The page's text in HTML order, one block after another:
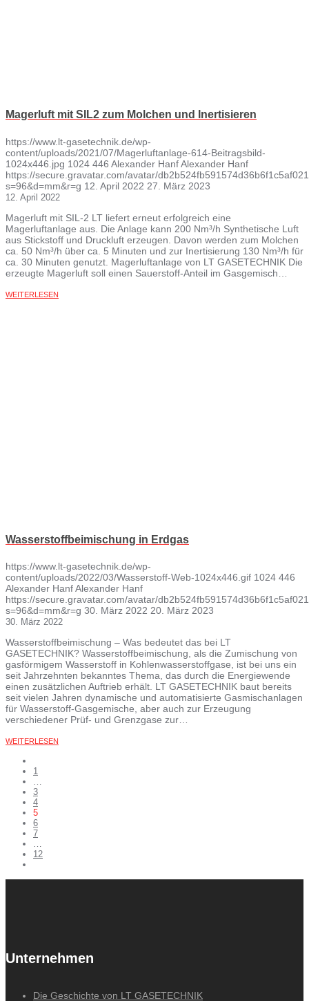
Magerluft mit SIL2 zum Molchen und Inertisieren
https://www.lt-gasetechnik.de/wp-
content/uploads/2021/07/Magerluftanlage-614-Beitragsbild-
1024x446.jpg 1024 446 Alexander HanfAlexander Hanf
https://secure.gravatar.com/avatar/
s=96&d=mm&r=g 12. April 2022 27. März 2023
12. April 2022
Magerluft mit SIL-2 LT liefert erneut erfolgreich eine
Magerluftanlage aus. Die Anlage kann 200 Nm³/h Synthetische Luft
aus Stickstoff und Druckluft erzeugen. Davon werden zum Molchen
ca. 50 Nm³/h über ca. 5 Minuten und zur Inertisierung 130 Nm³/h für
ca. 30 Minuten genutzt. Magerluftanlage von LT GASETECHNIK Die
erzeugte Magerluft soll einen Sauerstoff-Anteil im Gasgemisch…
WEITERLESEN
Wasserstoffbeimischung in Erdgas
https://www.lt-gasetechnik.de/wp-
content/uploads/2022/03/Wasserstoff-Web-1024x446.gif 1024 446
Alexander HanfAlexander Hanf
https://secure.gravatar.com/avatar/
s=96&d=mm&r=g 30. März 2022 20. März 2023
30. März 2022
Wasserstoffbeimischung – Was bedeutet das bei LT
GASETECHNIK? Wasserstoffbeimischung, als die Zumischung von
gasförmigem Wasserstoff in Kohlenwasserstoffgase, ist bei uns ein
seit Jahrzehnten bekanntes Thema, das durch die Energiewende
einen zusätzlichen Auftrieb erhält. LT GASETECHNIK baut bereits
seit vielen Jahren dynamische und automatisierte Gasmischanlagen
für Wasserstoff-Gasgemische, aber auch zur Erzeugung
verschiedener Prüf- und Grenzgase zur…
WEITERLESEN
1
…
3
4
5
6
7
…
12
Unternehmen
Die Geschichte von LT GASETECHNIK